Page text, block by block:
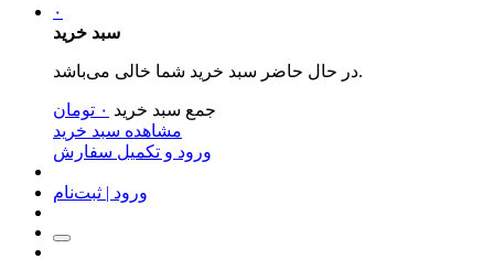
۰
سبد خرید
در حال حاضر سبد خرید شما خالی می‌باشد.
جمع سبد خرید ۰ تومان
مشاهده سبد خرید
ورود و تکمیل سفارش
ورود | ثبت‌نام